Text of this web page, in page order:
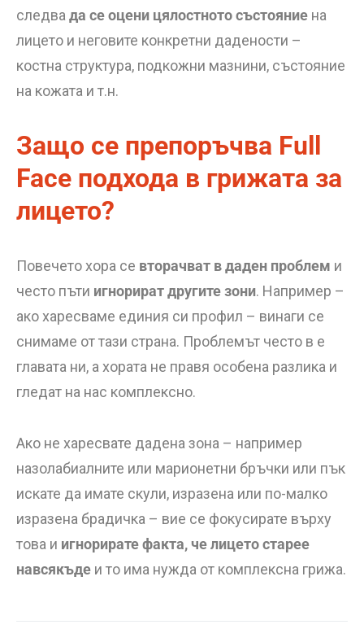
следва да се оцени цялостното състояние на
лицето и неговите конкретни дадености –
костна структура, подкожни мазнини, състояние
на кожата и т.н.
Защо се препоръчва Full
Face подхода в грижата за
лицето?
Повечето хора се вторачват вдаден проблем и
често пъти игнорират другите зони. Например –
ако харесваме единия си профил – винаги се
снимаме от тази страна. Проблемът често в е
главата ни, а хората не правя особена разлика и
гледат на нас комплексно.
Ако не харесвате дадена зона – например
назолабиалните или марионетни бръчки или пък
искате да имате скули, изразена или по-малко
изразена брадичка – вие се фокусирате върху
това и игнорирате факта, че лицето старее
навсякъде и то има нужда от комплексна грижа.